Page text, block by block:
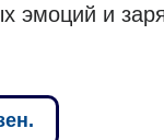
эмоций и